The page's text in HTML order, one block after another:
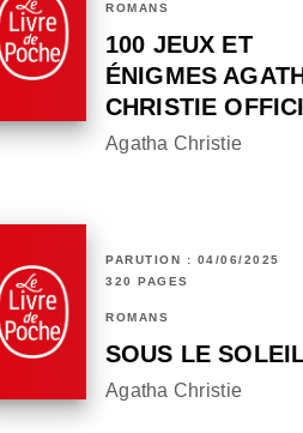
ROMANS
100 JEUX ET
ÉNIGMES
CHRISTIE
Agatha Christie
PARUTION : 04/06/2025
320 PAGES
ROMANS
SOUS LE
Agatha Christie